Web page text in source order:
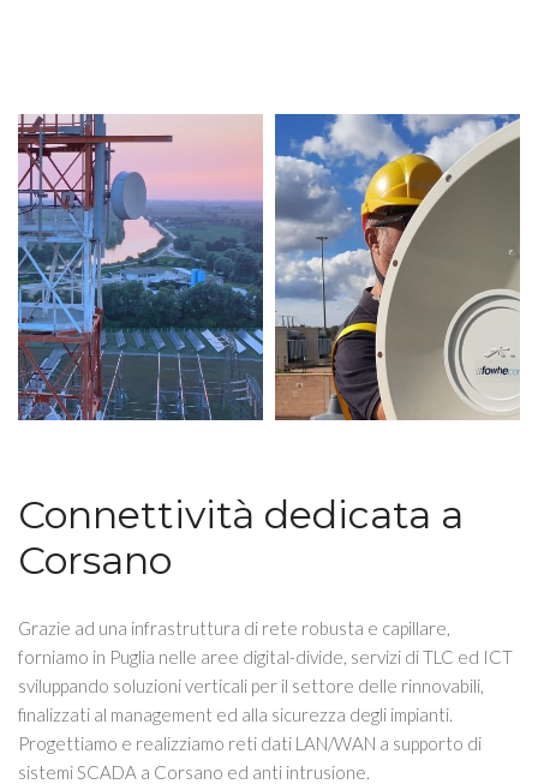
Connettività dedicata a
Corsano
Grazie ad una infrastruttura di rete robusta e capillare,
forniamo in Puglia nelle aree digital-divide, servizi di TLC ed ICT
sviluppando soluzioni verticali per il settore delle rinnovabili,
finalizzati al management ed alla sicurezza degli impianti.
Progettiamo e realizziamo reti dati LAN/WAN a supporto di
sistemi SCADA a Corsano ed anti intrusione.